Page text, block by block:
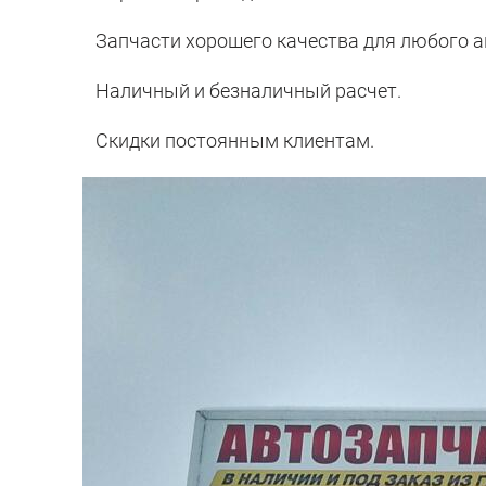
Запчасти хорошего качества для любого
Наличный и безналичный расчет.
Скидки постоянным клиентам.